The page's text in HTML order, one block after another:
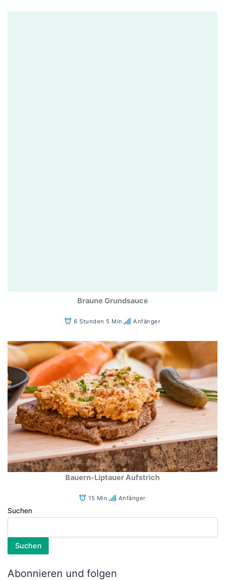
Braune Grundsauce
6 Stunden 5 Min. Anfänger
Bauern-Liptauer Aufstrich
15 Min. Anfänger
Suchen
Suchen
Abonnieren und folgen